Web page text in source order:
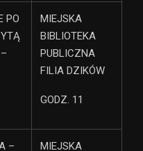
PO
MIEJSKA
BIBLIOTEKA
PUBLICZNA
FILIA DZIKÓW
GODZ. 11
– MIEJSKA